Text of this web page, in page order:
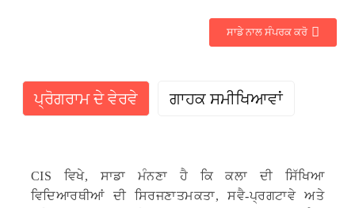
ਸਾਡੇ ਨਾਲ ਸੰਪਰਕ ਕਰੋ
ਪ੍ਰੋਗਰਾਮ ਦੇ ਵੇਰਵੇ ਗਾਹਕ ਸਮੀਖਿਆਵਾਂ
CIS ਵਿਖੇ, ਸਾਡਾ ਮੰਨਣਾ ਹੈ ਕਿ ਕਲਾ ਦੀ ਸਿੱਖਿਆ
ਵਿਦਿਆਰਥੀਆਂ ਦੀ ਸਿਰਜਣਾਤਮਕਤਾ, ਸਵੈ-ਪ੍ਰਗਟਾਵੇ ਅਤੇ